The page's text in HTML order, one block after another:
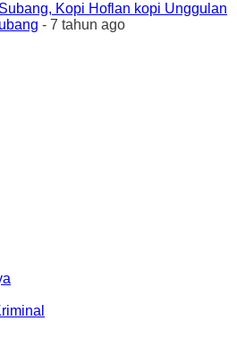
Kopi Hoflan kopi Unggulan
- 7 tahun ago